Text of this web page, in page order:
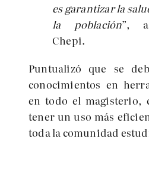
es garantizar la
la población”,
Chepi.
Puntualizó que se
conocimientos en
en todo el magisterio,
tener un uso más
toda la comunidad